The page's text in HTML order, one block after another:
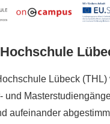
Lübeck (THL)
und
aufeinander